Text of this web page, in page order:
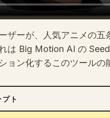
ザーが、人気アニメの
は Big Motion AI の
ョン化するこのツールの
ト